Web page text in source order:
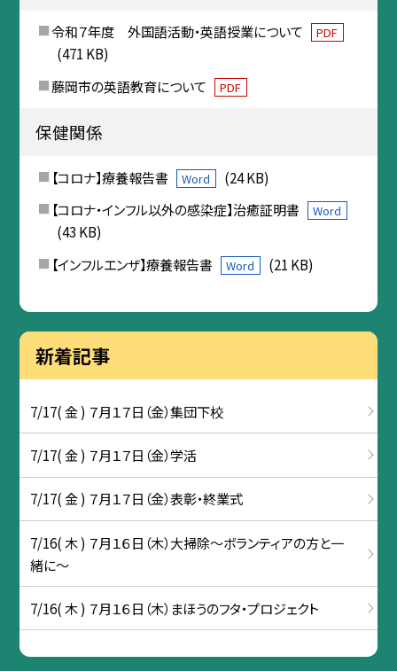
令和７年度 外国語活動・英語授業について PDF
(471 KB)
藤岡市の英語教育について
PDF
保健関係
【コロナ】療養報告書 Word
(24 KB)
【コロナ・インフル以外の感染症】治癒証明書
Word
(43 KB)
【インフルエンザ】療養報告書
Word (21 KB)
新着記事
7/17( 金 ) ７月１７日（金）集団下校
7/17( 金 ) ７月１７日（金）学活
7/17( 金 ) ７月１７日（金）表彰・終業式
7/16( 木 ) ７月１６日（木）大掃除～ボランティアの方と一
緒に～
7/16( 木 ) ７月１６日（木）まほうのフタ・プロジェクト